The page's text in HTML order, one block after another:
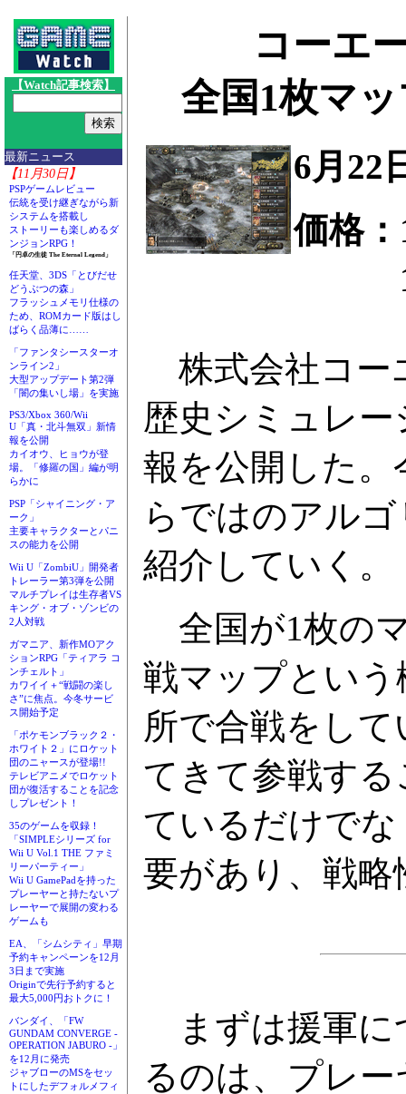
【Watch記事検索】
最新ニュース
【11月30日】
PSPゲームレビュー
伝統を受け継ぎながら新
システムを搭載し
ストーリーも楽しめるダ
ンジョンRPG！
「円卓の生徒 The Eternal Legend」
任天堂、3DS「とびだせ
どうぶつの森」
フラッシュメモリ仕様の
ため、ROMカード版はし
ばらく品薄に……
「ファンタシースターオ
ンライン2」
大型アップデート第2弾
「闇の集いし場」を実施
PS3/Xbox 360/Wii
U「真・北斗無双」新情
報を公開
カイオウ、ヒョウが登
場。「修羅の国」編が明
らかに
PSP「シャイニング・ア
ーク」
主要キャラクターとパニ
スの能力を公開
Wii U「ZombiU」開発者
トレーラー第3弾を公開
マルチプレイは生存者VS
キング・オブ・ゾンビの
2人対戦
ガマニア、新作MOアク
ションRPG「ティアラ コ
ンチェルト」
カワイイ＋“戦闘の楽し
さ”に焦点。今冬サービ
ス開始予定
「ポケモンブラック２・
ホワイト２」にロケット
団のニャースが登場!!
テレビアニメでロケット
団が復活することを記念
しプレゼント！
35のゲームを収録！
「SIMPLEシリーズ for
Wii U Vol.1 THE ファミ
リーパーティー」
Wii U GamePadを持った
プレーヤーと持たないプ
レーヤーで展開の変わる
ゲームも
EA、「シムシティ」早期
予約キャンペーンを12月
3日まで実施
Originで先行予約すると
最大5,000円おトクに！
バンダイ、「FW
GUNDAM CONVERGE -
OPERATION JABURO -」
を12月に発売
ジャブローのMSをセッ
トにしたデフォルメフィ
コーエ
全国1枚マ
6月22
価格
株式会社コー
歴史シミュレ
報を公開した
らではのアル
紹介していく。
全国が1枚の
戦マップとい
所で合戦をし
てきて参戦す
ているだけで
要があり、戦
まずは援軍に
るのは、プレ